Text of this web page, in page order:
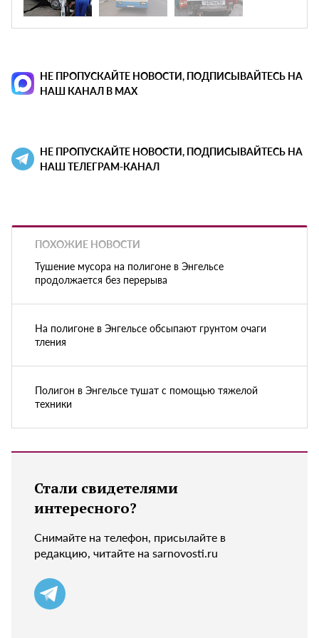
НЕ ПРОПУСКАЙТЕ НОВОСТИ, ПОДПИСЫВАЙТЕСЬ НА
НАШ КАНАЛ В MAX
НЕ ПРОПУСКАЙТЕ НОВОСТИ, ПОДПИСЫВАЙТЕСЬ НА
НАШ ТЕЛЕГРАМ-КАНАЛ
ПОХОЖИЕ НОВОСТИ
Тушение мусора на полигоне в Энгельсе
продолжается без перерыва
На полигоне в Энгельсе обсыпают грунтом очаги
тления
Полигон в Энгельсе тушат с помощью тяжелой
техники
Стали свидетелями
интересного?
Снимайте на телефон, присылайте в
редакцию, читайте на sarnovosti.ru